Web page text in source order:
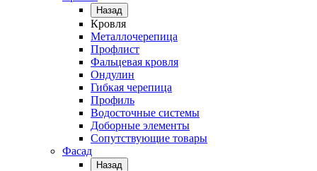
Назад
Кровля
Металлочерепица
Профлист
Фальцевая кровля
Ондулин
Гибкая черепица
Профиль
Водосточные системы
Доборные элементы
Сопутствующие товары
Фасад
Назад